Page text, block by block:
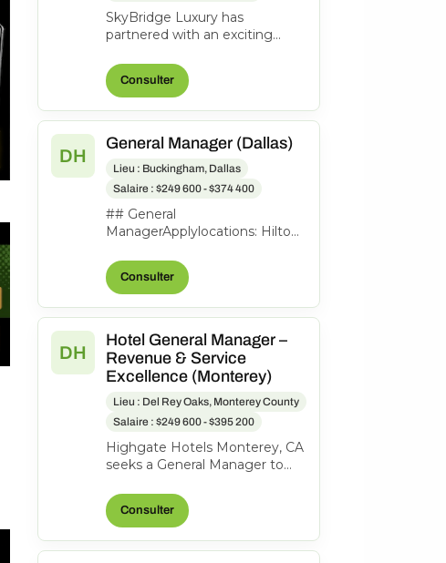
SkyBridge Luxury has
partnered with an exciting
exceptional General Manager
to lead th...
Consulter
DH
General Manager (Dallas)
Lieu : Buckingham, Dallas
Salaire : $249 600 - $374 400
## General
ManagerApplylocations: Hilton
Downtowntime type: Full
timeposted on: Posted
Consulter
DH
Hotel General Manager –
Revenue & Service
Excellence (Monterey)
Lieu : Del Rey Oaks, Monterey County
Salaire : $249 600 - $395 200
Highgate Hotels Monterey, CA
seeks a General Manager to
profitability through revenue
grow...
Consulter